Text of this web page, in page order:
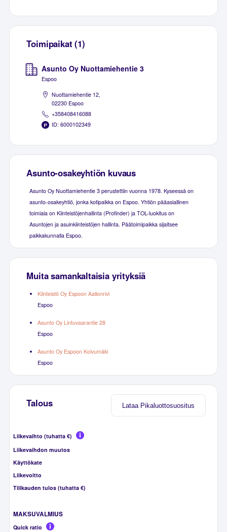
Toimipaikat (1)
Asunto Oy Nuottamiehentie 3
Espoo
Nuottamiehentie 12,
02230 Espoo
+358408416088
ID: 6000102349
Asunto-osakeyhtiön kuvaus
Asunto Oy Nuottamiehentie 3 perustettiin vuonna 1978. Kyseessä on
asunto-osakeyhtiö, jonka kotipaikka on Espoo. Yhtiön pääasiallinen
toimiala on Kiinteistöjenhallinta (Profinder) ja TOL-luokitus on
Asuntojen ja asuinkiinteistöjen hallinta. Päätoimipaikka sijaitsee
paikkakunnalla Espoo.
Muita samankaltaisia yrityksiä
Kiinteistö Oy Espoon Aallonrivi
Espoo
Asunto Oy Lintuvaarantie 28
Espoo
Asunto Oy Espoon Koivumäki
Espoo
Lataa Pikaluottosuositus
Talous
Liikevaihto (tuhatta €)
Liikevaihdon muutos
Käyttökate
Liikevoitto
Tilikauden tulos (tuhatta €)
MAKSUVALMIUS
Quick ratio